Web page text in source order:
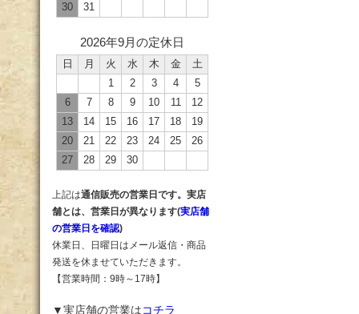
30
31
2026年9月の定休日
日 月 火 水 木 金
土
1
2 3 4
5
6
7 8 9 10 11
12
13
14 15 16 17 18
19
20
21 22 23 24 25
26
27
28 29 30
上記は通信販売の営業日です。実店
舗とは、営業日が異なります(実店舗
の営業日を確認)
休業日、日曜日はメール返信・商品
発送を休ませていただきます。
【営業時間：9時～17時】
▼実店舗の営業はコチラ